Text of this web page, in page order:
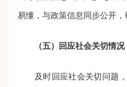
易懂，与政策信息同步公开，
（五）回应社会关切情况
及时回应社会关切问题，